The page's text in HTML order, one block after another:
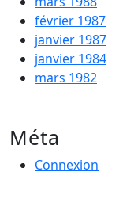
février 1987
janvier 1987
janvier 1984
mars 1982
Méta
Connexion